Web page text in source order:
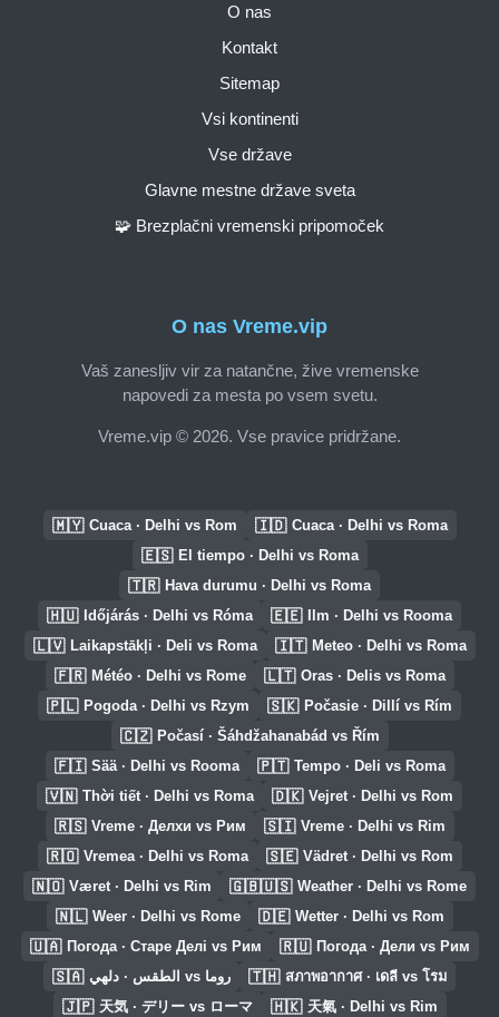
O nas Vreme.vip
Vaš zanesljiv vir za natančne, žive vremenske
napovedi za mesta po vsem svetu.
Vreme.vip © 2026. Vse pravice pridržane.
O nas
Kontakt
Sitemap
Vsi kontinenti
Vse države
Glavne mestne države sveta
🧩 Brezplačni vremenski pripomoček
🇲🇾 Cuaca · Delhi vs Rom 🇮🇩 Cuaca · Delhi vs Roma
🇪🇸 El tiempo · Delhi vs Roma
🇹🇷 Hava durumu · Delhi vs Roma
🇭🇺 Időjárás · Delhi vs Róma 🇪🇪 Ilm · Delhi vs Rooma
🇱🇻 Laikapstākļi · Deli vs Roma 🇮🇹 Meteo · Delhi vs Roma
🇫🇷 Météo · Delhi vs Rome 🇱🇹 Oras · Delis vs Roma
🇵🇱 Pogoda · Delhi vs Rzym 🇸🇰 Počasie · Dillí vs Rím
🇨🇿 Počasí · Šáhdžahanabád vs Řím
🇫🇮 Sää · Delhi vs Rooma 🇵🇹 Tempo · Deli vs Roma
🇻🇳 Thời tiết · Delhi vs Roma 🇩🇰 Vejret · Delhi vs Rom
🇷🇸 Vreme · Делхи vs Рим 🇸🇮 Vreme · Delhi vs Rim
🇷🇴 Vremea · Delhi vs Roma 🇸🇪 Vädret · Delhi vs Rom
🇳🇴 Været · Delhi vs Rim 🇬🇧🇺🇸 Weather · Delhi vs Rome
🇳🇱 Weer · Delhi vs Rome 🇩🇪 Wetter · Delhi vs Rom
🇺🇦 Погода · Старе Делі vs Рим 🇷🇺 Погода · Дели vs Рим
🇸🇦 الطقس · دلهي vs روما 🇹🇭 สภาพอากาศ · เดลี vs โรม
🇯🇵 天気 · デリー vs ローマ 🇭🇰 天氣 · Delhi vs Rim